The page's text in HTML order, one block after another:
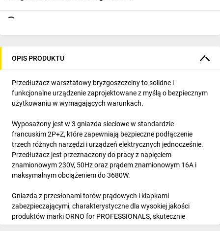
OPIS PRODUKTU
Przedłużacz warsztatowy bryzgoszczelny to solidne i
funkcjonalne urządzenie zaprojektowane z myślą o bezpiecznym
użytkowaniu w wymagających warunkach.
Wyposażony jest w 3 gniazda sieciowe w standardzie
francuskim 2P+Z, które zapewniają bezpieczne podłączenie
trzech różnych narzędzi i urządzeń elektrycznych jednocześnie.
Przedłużacz jest przeznaczony do pracy z napięciem
znamionowym 230V, 50Hz oraz prądem znamionowym 16A i
maksymalnym obciążeniem do 3680W.
Gniazda z przesłonami torów prądowych i klapkami
zabezpieczającymi, charakterystyczne dla wysokiej jakości
produktów marki ORNO for PROFESSIONALS, skutecznie
chronią przed wnikaniem brudu i wilgoci. Stopień ochrony IP44